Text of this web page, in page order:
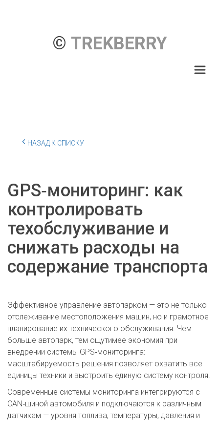
© TREKBERRY
НАЗАД К СПИСКУ
GPS‑мониторинг: как
контролировать
техобслуживание и
снижать расходы на
содержание транспорта
Эффективное управление автопарком — это не только
отслеживание местоположения машин, но и грамотное
планирование их технического обслуживания. Чем
больше автопарк, тем ощутимее экономия при
внедрении системы GPS‑мониторинга:
масштабируемость решения позволяет охватить все
единицы техники и выстроить единую систему контроля.
Современные системы мониторинга интегрируются с
CAN‑шиной автомобиля и подключаются к различным
датчикам — уровня топлива, температуры, давления и